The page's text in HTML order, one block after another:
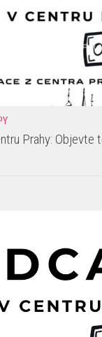
Prahy: Objevte